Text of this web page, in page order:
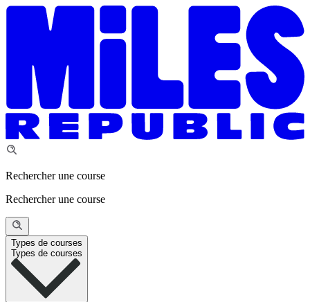
Rechercher une course
Rechercher une course
Types de courses
Types de courses